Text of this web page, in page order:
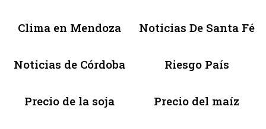
Clima en Mendoza Noticias De Santa Fé
Noticias de Córdoba Riesgo País
Precio de la soja Precio del maíz